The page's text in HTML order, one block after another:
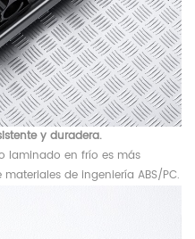
y duradera.
laminado en frío es más
de ingeniería ABS/PC.